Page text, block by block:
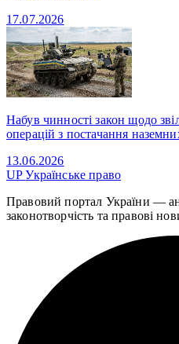
17.07.2026
Набув чинності закон щодо
операцій з постачання
13.06.2026
UPУкраїнське право
Правовий портал України —
законотворчість та правові